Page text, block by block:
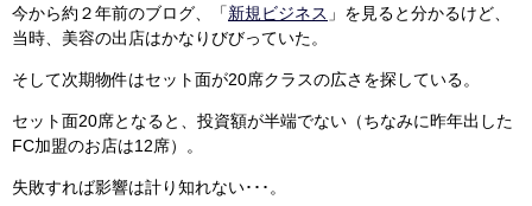
今から約２年前のブログ、「新規ビジネス 」を見ると分かるけど、
当時、美容の出店はかなりびびっていた。
そして次期物件はセット面が20席クラスの広さを探している。
セット面20席となると、投資額が半端でない（ちなみに昨年出した
FC加盟のお店は12席）。
失敗すれば影響は計り知れない･･･。